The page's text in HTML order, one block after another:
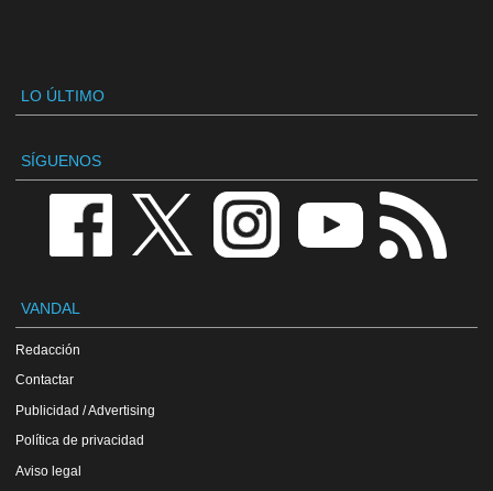
LO ÚLTIMO
SÍGUENOS
VANDAL
Redacción
Contactar
Publicidad / Advertising
Política de privacidad
Aviso legal